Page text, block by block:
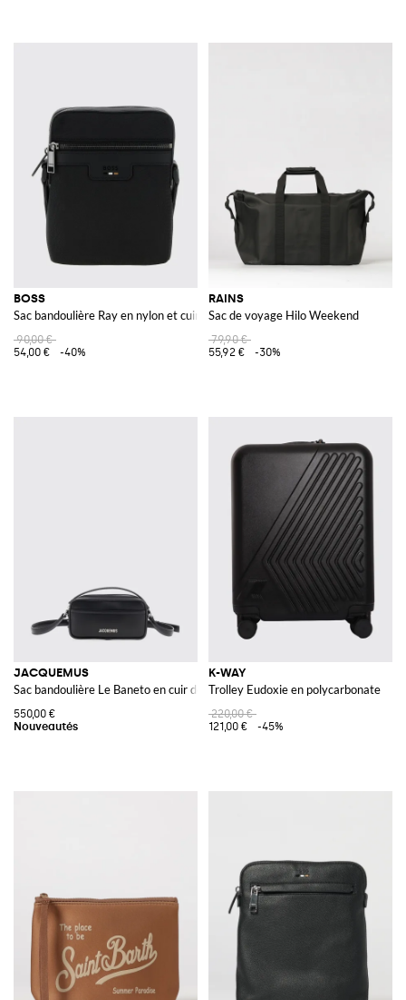
BOSS
Sac bandoulière Ray en nylon et cuir synthétique
90,00 €
54,00 €
-40%
RAINS
Sac de voyage Hilo Weekend
79,90 €
55,92 €
-30%
JACQUEMUS
Sac bandoulière Le Baneto en cuir de veau lisse avec logo
550,00 €
K-WAY
Trolley Eudoxie en polycarbonate
220,00 €
121,00 €
-45%